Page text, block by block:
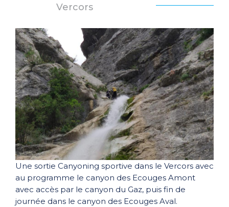
Vercors
Une sortie Canyoning sportive dans le Vercors avec
au programme le canyon des Ecouges Amont
avec accès par le canyon du Gaz, puis fin de
journée dans le canyon des Ecouges Aval.